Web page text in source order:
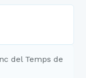
del Temps de